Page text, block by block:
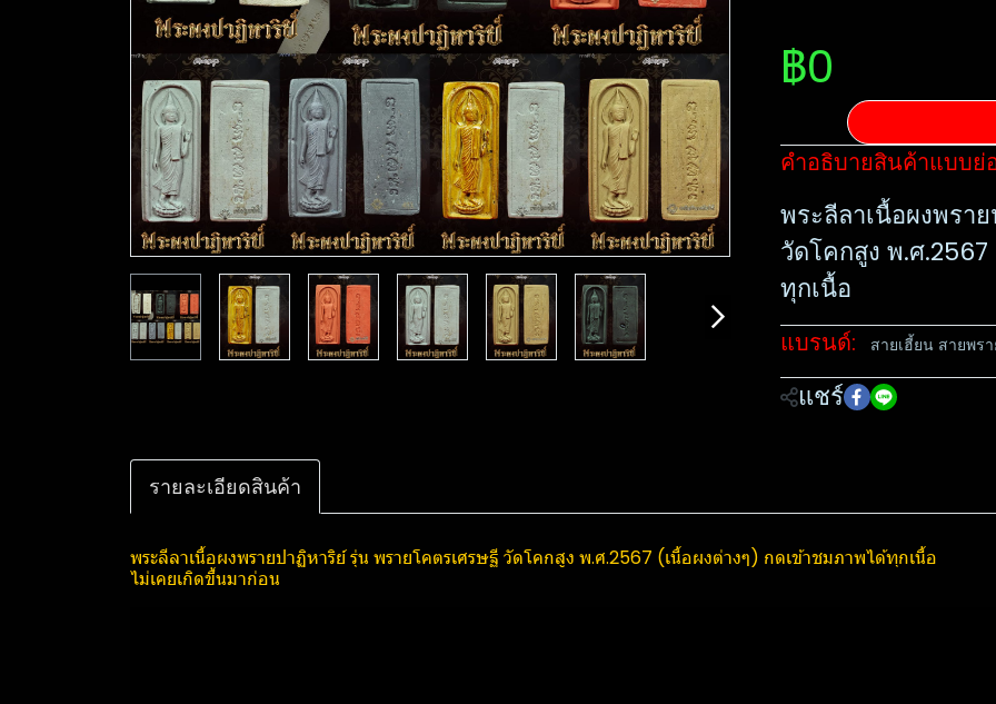
฿0
คำอธิบายสินค้าแบบย่
พระลีลาเนื้อผงพรา
วัด​โคกสูง​ พ.ศ
ทุกเนื้อ
แบรนด์: สายเฮี้ยน สายพร
แชร์
รายละเอียดสินค้า
พระลีลาเนื้อผงพรายปาฏิหาริย์​ รุ่น พรา​ยโคตร​เศรษฐี​ วัด​โคกสูง​ พ.ศ.2567 (เนื้อผงต่างๆ) กดเข้าชมภาพได้ทุกเนื้อ
ไม่เคยเกิดขึ้นมาก่อน